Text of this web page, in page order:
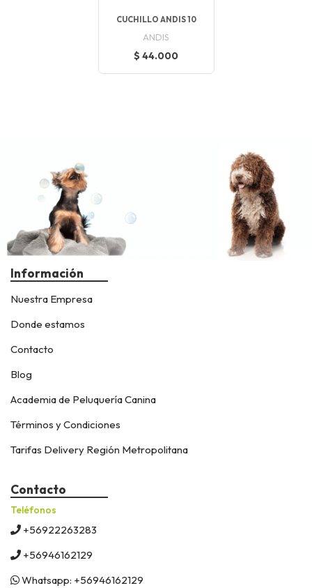
CUCHILLO ANDIS 10
ANDIS
$ 44.000
Información
Nuestra Empresa
Donde estamos
Contacto
Blog
Academia de Peluquería Canina
Términos y Condiciones
Tarifas Delivery Región Metropolitana
Contacto
Teléfonos
+56922263283
+56946162129
Whatsapp: +56946162129